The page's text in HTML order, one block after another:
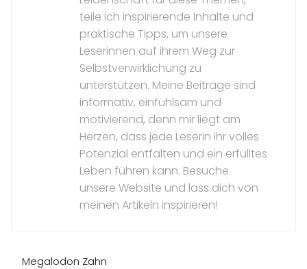
teile ich inspirierende Inhalte und
praktische Tipps, um unsere
Leserinnen auf ihrem Weg zur
Selbstverwirklichung zu
unterstützen. Meine Beiträge sind
informativ, einfühlsam und
motivierend, denn mir liegt am
Herzen, dass jede Leserin ihr volles
Potenzial entfalten und ein erfülltes
Leben führen kann. Besuche
unsere Website und lass dich von
meinen Artikeln inspirieren!
Megalodon Zahn